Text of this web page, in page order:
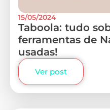
15/05/2024
Taboola: tudo
ferramentas de
usadas!
Ver post